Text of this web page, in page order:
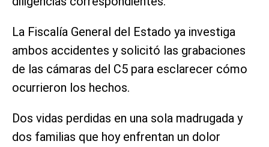
La Fiscalía General del Estado ya investiga
ambos accidentes y solicitó las grabaciones
de las cámaras del C5 para esclarecer cómo
ocurrieron los hechos.
Dos vidas perdidas en una sola madrugada y
dos familias que hoy enfrentan un dolor